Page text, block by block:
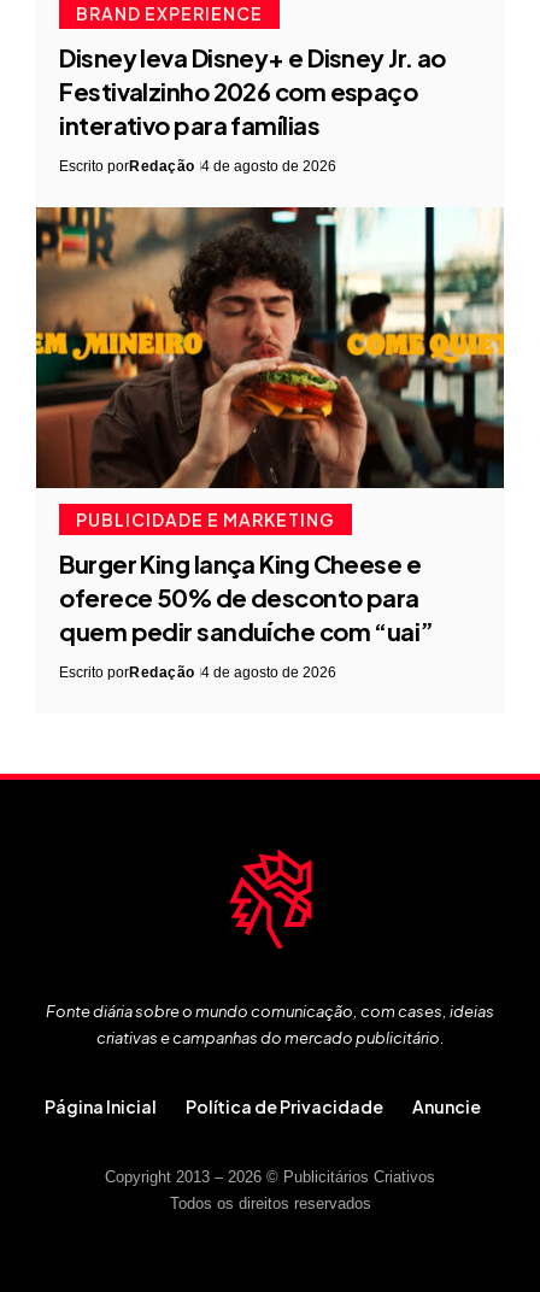
BRAND EXPERIENCE
Disney leva Disney+ e Disney Jr. ao
Festivalzinho 2026 com espaço
interativo para famílias
Escrito porRedação 4 de agosto de 2026
PUBLICIDADE E MARKETING
Burger King lança King Cheese e
oferece 50% de desconto para
quem pedir sanduíche com “uai”
Escrito porRedação 4 de agosto de 2026
Fonte diária sobre o mundo comunicação, com cases, ideias
criativas e campanhas do mercado publicitário.
Página Inicial Política de Privacidade Anuncie
Copyright 2013 – 2026 © Publicitários Criativos
Todos os direitos reservados